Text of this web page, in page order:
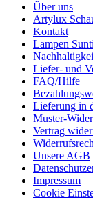
Über uns
Artylux
Kontakt
Lampen
Liefer- und
FAQ/Hilfe
Lieferung in
Muster-
Vertrag
Unsere AGB
Impressum
Cookie